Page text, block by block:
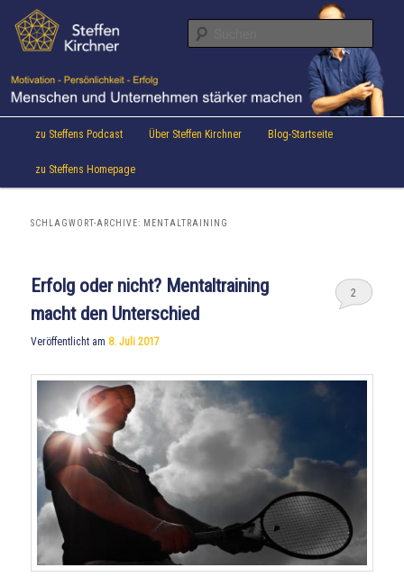
Inhalt
wechseln
sekundären
Inhalt
Steffen Kirchner Blog
Aktuelles von Speaker & Motivationstrainer Steffen Kirchner
Hauptmenü
zu Steffens Podcast Über Steffen Kirchner Blog-Startseite
zu Steffens Homepage
SCHLAGWORT-ARCHIVE: MENTALTRAINING
Erfolg oder nicht? Mentaltraining
macht den Unterschied
Veröffentlicht am 8. Juli 2017
2